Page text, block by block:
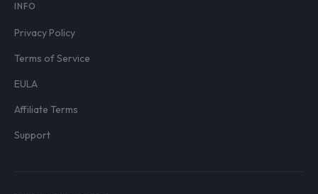
INFO
Privacy Policy
Terms of Service
EULA
Affiliate Terms
Support